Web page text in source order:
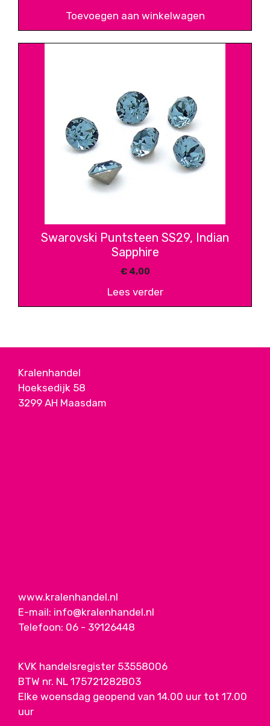
Toevoegen aan winkelwagen
Swarovski Puntsteen SS29, Indian
Sapphire
€4,00
Lees verder
Kralenhandel
Hoeksedijk 58
3299 AH Maasdam
www.kralenhandel.nl
E-mail: info@kralenhandel.nl
Telefoon: 06 - 39126448
KVK handelsregister 53558006
BTW nr. NL 175721282B03
Elke woensdag geopend van 14.00 uur tot 17.00
uur